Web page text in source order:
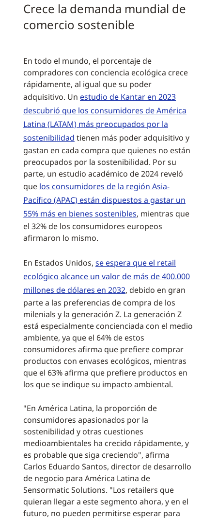
Crece la demanda mundial de
comercio sostenible
En todo el mundo, el porcentaje de
compradores con conciencia ecológica crece
rápidamente, al igual que su poder
adquisitivo. Un estudio de Kantar en 2023
descubrió que los consumidores de América
Latina (LATAM) más preocupados por la
sostenibilidad tienen más poder adquisitivo y
gastan en cada compra que quienes no están
preocupados por la sostenibilidad. Por su
parte, un estudio académico de 2024 reveló
que los consumidores de la región Asia-
Pacífico (APAC) están dispuestos a gastar un
55% más en bienes sostenibles, mientras que
el 32% de los consumidores europeos
afirmaron lo mismo.
En Estados Unidos, se espera que el retail
ecológico alcance un valor de más de 400.000
millones de dólares en 2032, debido en gran
parte a las preferencias de compra de los
milenials y la generación Z. La generación Z
está especialmente concienciada con el medio
ambiente, ya que el 64% de estos
consumidores afirma que prefiere comprar
productos con envases ecológicos, mientras
que el 63% afirma que prefiere productos en
los que se indique su impacto ambiental.
"En América Latina, la proporción de
consumidores apasionados por la
sostenibilidad y otras cuestiones
medioambientales ha crecido rápidamente, y
es probable que siga creciendo", afirma
Carlos Eduardo Santos, director de desarrollo
de negocio para América Latina de
Sensormatic Solutions. "Los retailers que
quieran llegar a este segmento ahora, y en el
futuro, no pueden permitirse esperar para